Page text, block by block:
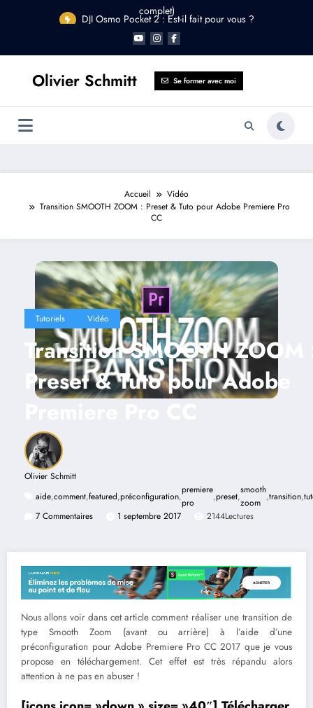
DJI Osmo Pocket 2 : Est-il fait pour vous ?
Olivier Schmitt Se former avec moi
Accueil
Vidéo
Transition SMOOTH ZOOM : Preset & Tuto pour Adobe Premiere Pro
CC
Tutoriels Vidéo
Transition SMOOTH ZOOM
Preset & Tuto pour Adobe
Olivier Schmitt
aide,comment,featured,préconfiguration,
premiere
pro
,preset,
smooth
zoom
,transition,
7 Commentaires
1 septembre 2017 2144Lectures
Nous allons voir dans cet article comment réaliser une transition de
type Smooth Zoom (avant ou arrière) à l’aide d’une
préconfiguration pour Adobe Premiere Pro CC 2017 que je vous
propose en téléchargement. Cet effet est très répandu alors
attention à ne pas en abuser !